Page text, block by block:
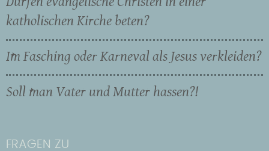
katholischen Kirche beten?
Im Fasching oder Karneval als Jesus verkleiden?
Soll man Vater und Mutter hassen?!
FRAGEN ZU